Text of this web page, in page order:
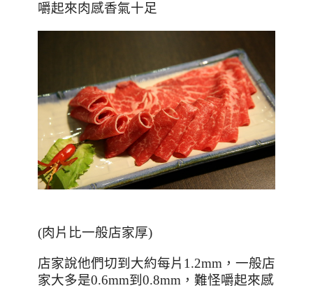
嚼起來肉感香氣十足
(肉片比一般店家厚)
店家說他們切到大約每片 1.2mm ，一般店
家大多是0.6mm到 0.8mm ，難怪嚼起來感